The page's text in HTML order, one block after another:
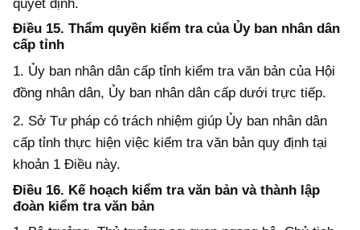
quyết định.
Điều 15. Thẩm quyền kiểm tra của Ủy ban nhân dân
cấp tỉnh
1. Ủy ban nhân dân cấp tỉnh kiểm tra văn bản của Hội
đồng nhân dân, Ủy ban nhân dân cấp dưới trực tiếp.
2. Sở Tư pháp có trách nhiệm giúp Ủy ban nhân dân
cấp tỉnh thực hiện việc kiểm tra văn bản quy định tại
khoản 1 Điều này.
Điều 16. Kế hoạch kiểm tra văn bản và thành lập
đoàn kiểm tra văn bản